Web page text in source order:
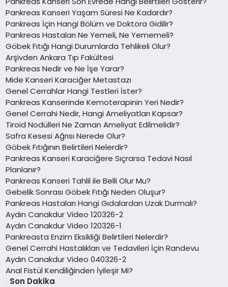
Pankreas Kanseri Yaşam Süresi Ne Kadardır?
Pankreas İçin Hangi Bölüm ve Doktora Gidilir?
Pankreas Hastaları Ne Yemeli, Ne Yememeli?
Göbek Fıtığı Hangi Durumlarda Tehlikeli Olur?
Arşivden Ankara Tıp Fakültesi
Pankreas Nedir ve Ne İşe Yarar?
Mide Kanseri Karaciğer Metastazı
Genel Cerrahlar Hangi Testleri İster?
Pankreas Kanserinde Kemoterapinin Yeri Nedir?
Genel Cerrahi Nedir, Hangi Ameliyatları Kapsar?
Tiroid Nodülleri Ne Zaman Ameliyat Edilmelidir?
Safra Kesesi Ağrısı Nerede Olur?
Göbek Fıtığının Belirtileri Nelerdir?
Pankreas Kanseri Karaciğere Sıçrarsa Tedavi Nasıl
Planlanır?
Pankreas Kanseri Tahlil ile Belli Olur Mu?
Gebelik Sonrası Göbek Fıtığı Neden Oluşur?
Pankreas Hastaları Hangi Gıdalardan Uzak Durmalı?
Aydın Canakdur Video 120326-2
Aydın Canakdur Video 120326-1
Pankreasta Enzim Eksikliği Belirtileri Nelerdir?
Genel Cerrahi Hastalıkları ve Tedavileri İçin Randevu
Aydın Canakdur Video 040326-2
Anal Fistül Kendiliğinden İyileşir Mi?
Son Dakika